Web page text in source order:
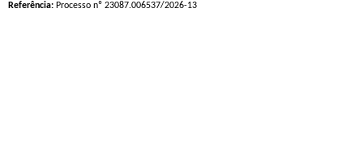
Referência: Processo nº 23087.006537/2026-13